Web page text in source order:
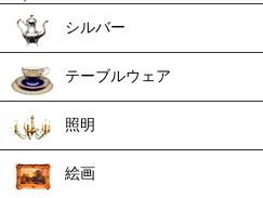
シルバー
テーブルウェア
照明
絵画